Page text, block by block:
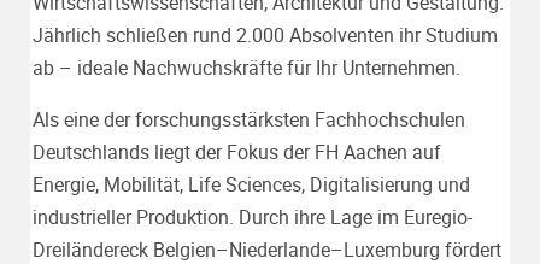
Jährlich schließen rund 2.000 Absolventen ihr Studium
ab – ideale Nachwuchskräfte für Ihr Unternehmen.
Als eine der forschungsstärksten Fachhochschulen
Deutschlands liegt der Fokus der FH Aachen auf
Energie, Mobilität, Life Sciences, Digitalisierung und
industrieller Produktion. Durch ihre Lage im Euregio-
Dreiländereck Belgien–Niederlande–Luxemburg fördert